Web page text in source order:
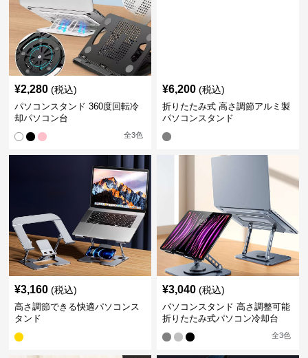
¥2,280 (税込)
パソコンスタンド 360度回転冷
却パソコン台
全3色
¥6,200 (税込)
折りたたみ式 高さ調節アルミ製
パソコンスタンド
¥3,160 (税込)
高さ調節できる快適パソコンス
タンド
¥3,040 (税込)
パソコンスタンド 高さ調整可能
折りたたみ式パソコン冷却台
全3色